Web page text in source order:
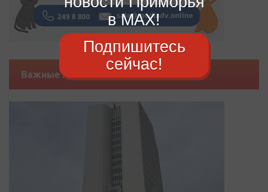
Важные новости
в MAX!
Подпишитесь
сейчас!